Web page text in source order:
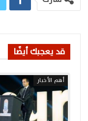
قد يعجبك أيضًا
أهم الأخبار